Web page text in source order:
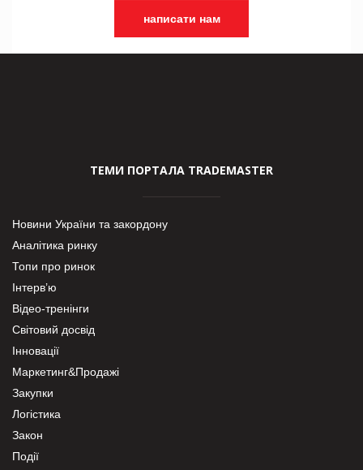
написати нам
ТЕМИ ПОРТАЛА TRADEMASTER
Новини України та закордону
Аналітика ринку
Топи про ринок
Інтерв’ю
Відео-тренінги
Світовий досвід
Інновації
Маркетинг&Продажі
Закупки
Логістика
Закон
Події